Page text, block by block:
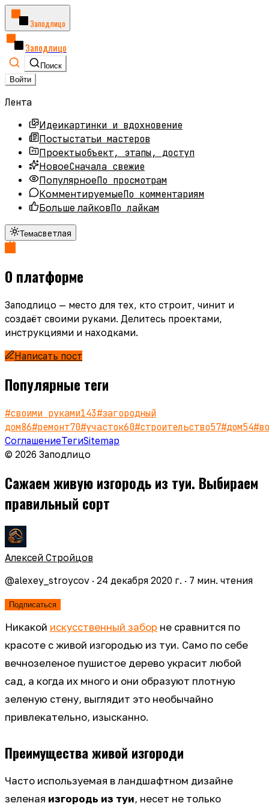
Заподлицо
Заподлицо
Поиск
Войти
Лента
Идеикартинки и вдохновение
Постыстатьи мастеров
Проектыобъект, этапы, доступ
НовоеСначала свежие
ПопулярноеПо просмотрам
КомментируемыеПо комментариям
Больше лайковПо лайкам
Темасветлая
О платформе
Заподлицо — место для тех, кто строит, чинит и
создаёт своими руками. Делитесь проектами,
инструкциями и находками.
Написать пост
Популярные теги
#своими руками143#загородный
дом86#ремонт70#участок60#строительство57#дом54#
СоглашениеТегиSitemap
© 2026 Заподлицо
Сажаем живую изгородь из туи. Выбираем
правильный сорт
Алексей Стройцов
@alexey_stroycov · 24 декабря 2020 г. · 7 мин. чтения
Подписаться
Никакой искусственный забор не сравнится по
красоте с живой изгородью из туи. Само по себе
вечнозеленое пушистое дерево украсит любой
сад, а когда их много и они образуют плотную
зеленую стену, выглядит это необычайно
привлекательно, изысканно.
Преимущества живой изгороди
Часто используемая в ландшафтном дизайне
зеленая изгородь из туи, несет не только